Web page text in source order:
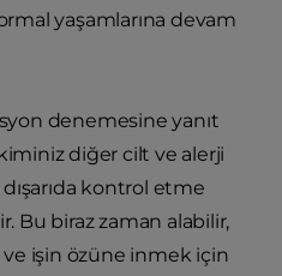
yaşamlarına devam
denemesine yanıt
diğer cilt ve alerji
kontrol etme
Bu biraz zaman alabilir,
ve işin özüne inmek için